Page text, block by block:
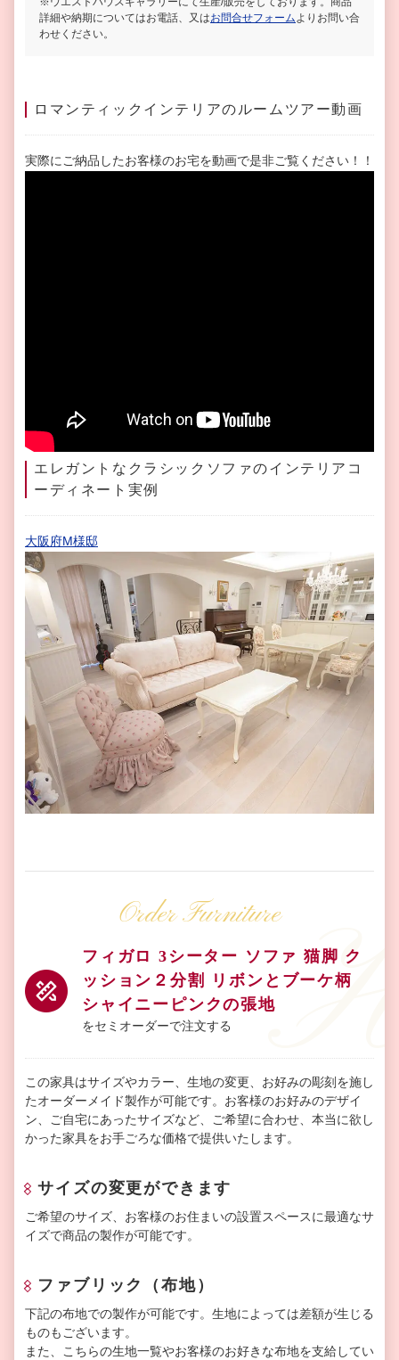
詳細や納期についてはお電話、又はお問合せフォーム よりお問い合
わせください。
ロマンティックインテリアのルームツアー動画
実際にご納品したお客様のお宅を動画で是非ご覧ください！！
エレガントなクラシックソファのインテリアコ
ーディネート実例
大阪府M様邸
Order Furniture
フィガロ 3シーター ソファ 猫脚 ク
ッション２分割 リボンとブーケ柄
シャイニーピンクの張地
をセミオーダーで注文する
この家具はサイズやカラー、生地の変更、お好みの彫刻を施し
たオーダーメイド製作が可能です。お客様のお好みのデザイ
ン、ご自宅にあったサイズなど、ご希望に合わせ、本当に欲し
かった家具をお手ごろな価格で提供いたします。
サイズの変更ができます
ご希望のサイズ、お客様のお住まいの設置スペースに最適なサ
イズで商品の製作が可能です。
ファブリック（布地）
下記の布地での製作が可能です。生地によっては差額が生じる
ものもございます。
また、こちらの生地一覧やお客様のお好きな布地を支給してい